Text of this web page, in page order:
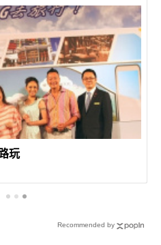
玩
Recommended by